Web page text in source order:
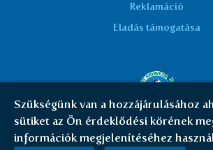
Reklamáció
Eladás támogatása
Szükségünk van a hozzájárulásához
sütiket az Ön érdeklődési körének
információk megjelenítéséhez